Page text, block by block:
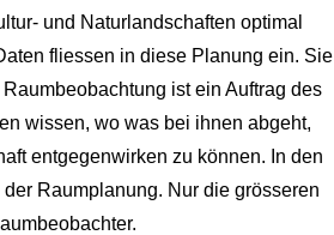
und Naturlandschaften optimal
fliessen in diese Planung ein. Sie
ist ein Auftrag des
wissen, wo was bei ihnen abgeht,
entgegenwirken zu können. In den
Raumplanung. Nur die grösseren